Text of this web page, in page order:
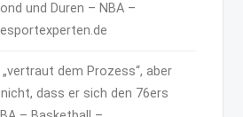
und Duren – NBA –
dem Prozess“, aber
dass er sich den 76ers